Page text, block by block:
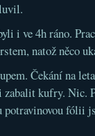
i ve 4h ráno.
natož něco
Čekání na
kufry. Nic.
fólii